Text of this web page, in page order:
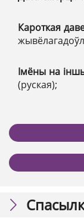
Кароткая
Імёны на
(руская);